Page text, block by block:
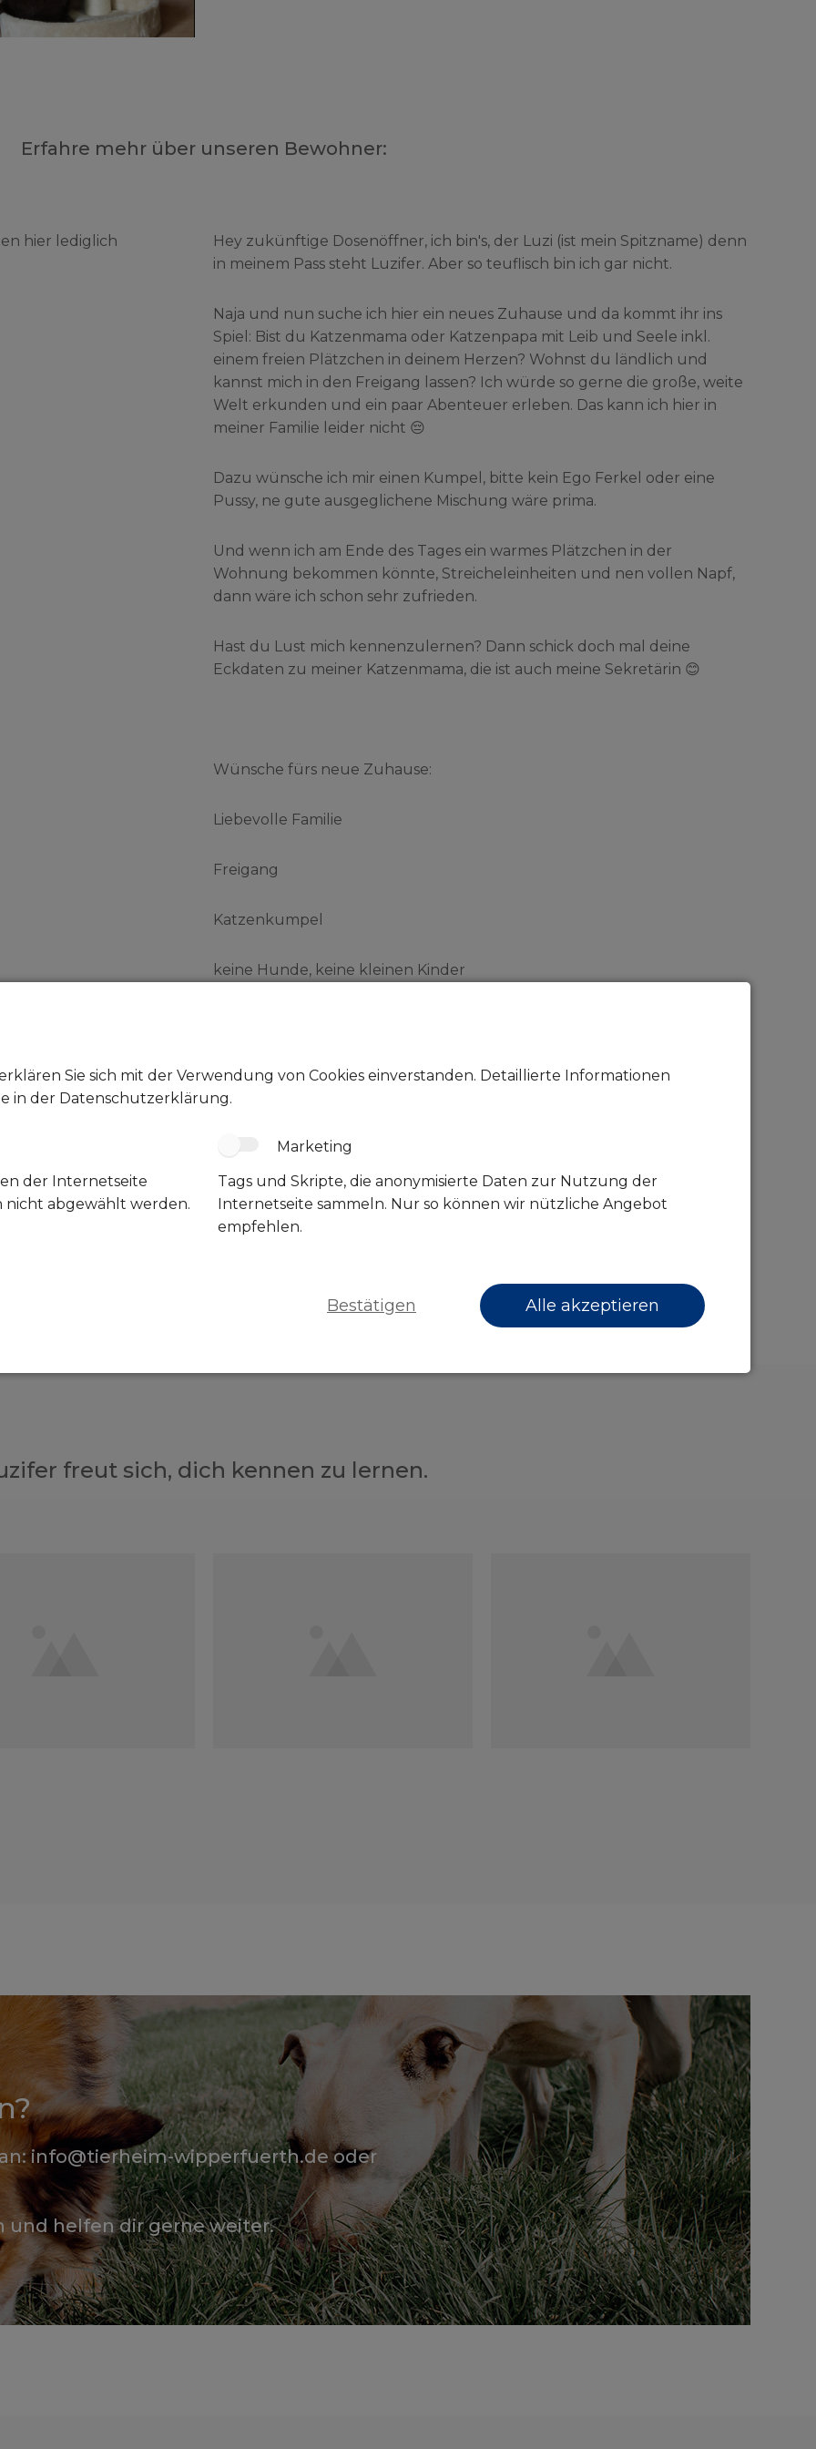
Erfahre mehr über unseren Bewohner:
hier lediglich
Hey zukünftige Dosenöffner, ich bin's, der Luzi (ist mein Spitzname) denn
in meinem Pass steht Luzifer. Aber so teuflisch bin ich gar nicht.
Naja und nun suche ich hier ein neues Zuhause und da kommt ihr ins
Spiel: Bist du Katzenmama oder Katzenpapa mit Leib und Seele inkl.
einem freien Plätzchen in deinem Herzen? Wohnst du ländlich und
kannst mich in den Freigang lassen? Ich würde so gerne die große, weite
Welt erkunden und ein paar Abenteuer erleben. Das kann ich hier in
meiner Familie leider nicht 😔
Dazu wünsche ich mir einen Kumpel, bitte kein Ego Ferkel oder eine
Pussy, ne gute ausgeglichene Mischung wäre prima.
Und wenn ich am Ende des Tages ein warmes Plätzchen in der
Wohnung bekommen könnte, Streicheleinheiten und nen vollen Napf,
dann wäre ich schon sehr zufrieden.
Hast du Lust mich kennenzulernen? Dann schick doch mal deine
Eckdaten zu meiner Katzenmama, die ist auch meine Sekretärin 😊
Wünsche fürs neue Zuhause:
Liebevolle Familie
Freigang
Katzenkumpel
keine Hunde, keine kleinen Kinder
Bei ernsthaftem Interesse meldet euch, um eure Fragen zu klären und
um sich kennen zu lernen 😊
Standort: 46238 Bottrop - Vermittlung auch weiter weg möglich.
Kontakt: J.S. 015757994586
freut sich, dich kennen zu lernen.
info@tierheim-wipperfuerth.de oder
und helfen dir gerne weiter.
Sie sich mit der Verwendung von Cookies einverstanden. Detaillierte Informationen
in der Datenschutzerklärung.
der Internetseite
nicht abgewählt werden.
Marketing
Tags und Skripte, die anonymisierte Daten zur Nutzung der
Internetseite sammeln. Nur so können wir nützliche Angebot
empfehlen.
Bestätigen Alle akzeptieren